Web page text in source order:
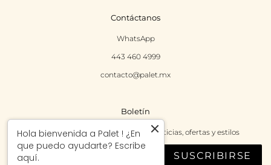
Contáctanos
WhatsApp
443 460 4999
contacto@palet.mx
Boletín
Regístrate para recibir las últimas noticias, ofertas y estilos
SUSCRIBIRSE
Hola bienvenida a Palet ! ¿En
que puedo ayudarte? Escribe
aquí.